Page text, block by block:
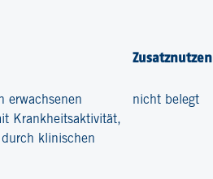
Zusatznutzen
erwachsenen
Krankheitsaktivität,
klinischen
nicht belegt